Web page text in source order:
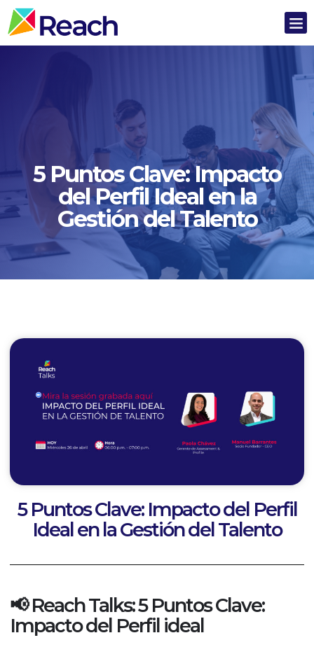
5 Puntos Clave: Impacto
del Perfil Ideal en la
Gestión del Talento
5 Puntos Clave: Impacto del Perfil
Ideal en la Gestión del Talento
📢 Reach Talks: 5 Puntos Clave:
Impacto del Perfil ideal